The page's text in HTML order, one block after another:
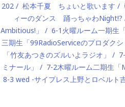
202
松本千夏 ちょいと歌います
ィーのダンス 踊っちゃわNight!?
Ambitious!」
6-1火曜ルーム一期生
三期生「99RadioServiceのプロダクシ
「竹友あつきのズルいよラジオ」
ミナール」
7-2木曜ルーム二期生「
8-3 wed -サイプレス上野とロベルト